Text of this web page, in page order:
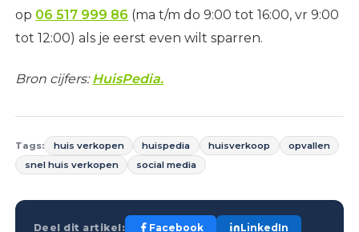
op 06 517 999 86 (ma t/m do 9:00 tot 16:00, vr 9:00
tot 12:00) als je eerst even wilt sparren.
Bron cijfers:HuisPedia.
Tags: huis verkopen huispedia huisverkoop
opvallen
snel huis verkopen
social media
Deel dit artikel: Facebook LinkedIn